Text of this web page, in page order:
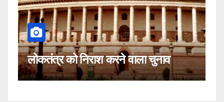
कहीं यह सीजेआई के खिलाफ साजिश तो
नहीं!